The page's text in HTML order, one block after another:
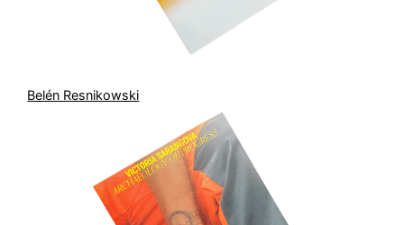
Belén Resnikowski